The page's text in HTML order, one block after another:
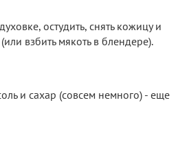
остудить, снять кожицу и
взбить мякоть в блендере).
и сахар (совсем немного) - еще